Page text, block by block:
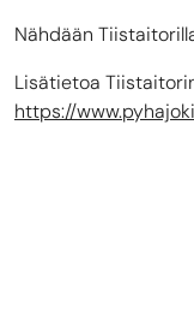
Nähdään
Lisätietoa
https://